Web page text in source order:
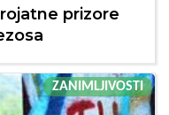
prizore
ZANIMLJIVOSTI